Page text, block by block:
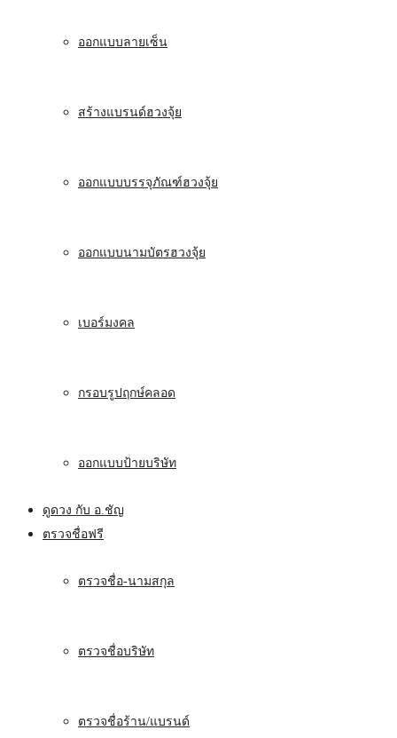
ออกแบบลายเซ็น
สร้างแบรนด์ฮวงจุ้ย
ออกแบบบรรจุภัณฑ์ฮวงจุ้ย
ออกแบบนามบัตรฮวงจุ้ย
เบอร์มงคล
กรอบรูปฤกษ์คลอด
ออกแบบป้ายบริษัท
ดูดวง กับ อ.ชัญ
ตรวจชื่อฟรี
ตรวจชื่อ-นามสกุล
ตรวจชื่อบริษัท
ตรวจชื่อร้าน/แบรนด์